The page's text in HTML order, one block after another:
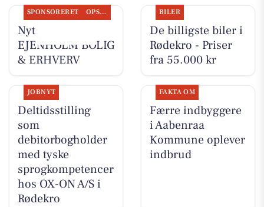
SPONSORERET OPSLAGSTAVLEN
Nyt fra
EJENHOLM BOLIG
& ERHVERV
BILER
De billigste biler i
Rødekro - Priser
fra 55.000 kr
JOBNYT
Deltidsstilling
som
debitorbogholder
med tyske
sprogkompetencer
hos OX-ON A/S i
Rødekro
FAKTA OM
Færre indbyggere
i Aabenraa
Kommune oplever
indbrud